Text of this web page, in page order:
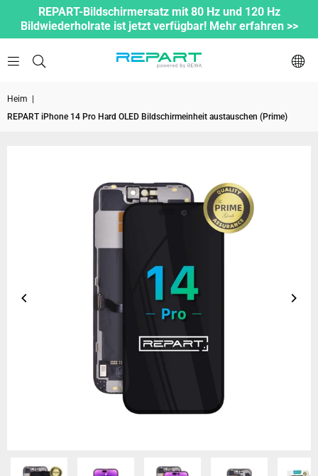
REPART-Bildschirmersatz mit 80 Hz und 120 Hz
Bildwiederholrate ist jetzt verfügbar! Mehr erfahren >>
Heim
REPART iPhone 14 Pro Hard OLED Bildschirmeinheit austauschen (Prime)